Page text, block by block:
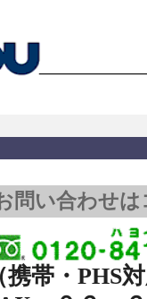
国どこへでも責任
問い合わせ
携帯・PHS